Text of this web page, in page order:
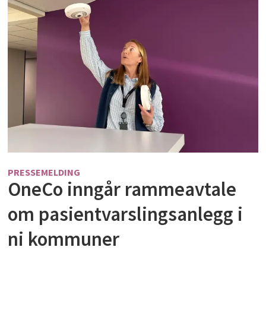
PRESSEMELDING
OneCo inngår rammeavtale
om pasientvarslingsanlegg i
ni kommuner